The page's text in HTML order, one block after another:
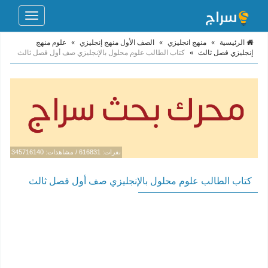
Toggle
الرئيسية » منهج انجليزي » الصف الأول منهج إنجليزي »
علوم منهج
إنجليزي فصل ثالث » كتاب الطالب علوم محلول بالإنجليزي صف أول فصل ثالث
نقرات: 616831 / مشاهدات: 345716140
كتاب الطالب علوم محلول بالإنجليزي صف أول فصل ثالث